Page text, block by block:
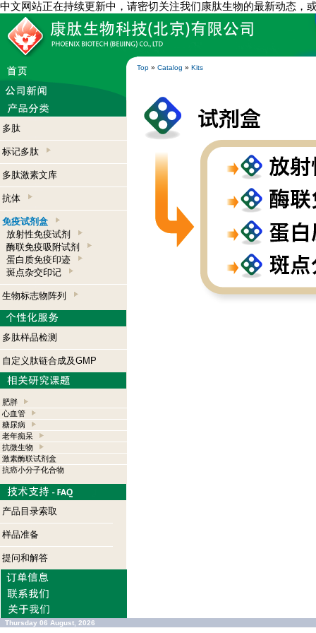
中文网站正在持续更新中，请密切关注我们康肽生物的最新动态，
Top » Catalog » Kits
多肽
标记多肽
多肽激素文库
抗体
免疫试剂盒
放射性免疫试剂
酶联免疫吸附试剂
蛋白质免疫印迹
斑点杂交印记
生物标志物阵列
多肽样品检测
自定义肽链合成及GMP
肥胖
心血管
糖尿病
老年痴呆
抗微生物
激素酶联试剂盒
抗癌小分子化合物
产品目录索取
样品准备
提问和解答
Thursday 06 August, 2026